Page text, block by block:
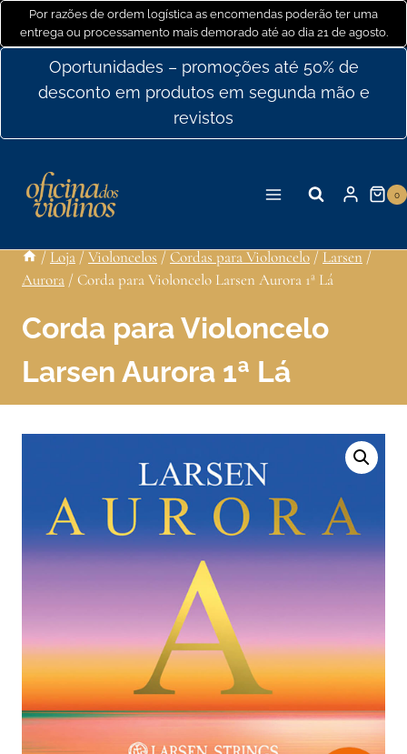
para
conteúdo
Por razões de ordem logística as encomendas poderão ter uma
entrega ou processamento mais demorado até ao dia 21 de agosto.
Oportunidades – promoções até 50% de
desconto em produtos em segunda mão e
revistos
0
/ Loja /Violoncelos / Cordas para Violoncelo / Larsen /
Aurora / Corda para Violoncelo Larsen Aurora 1ª Lá
Corda para Violoncelo
Larsen Aurora 1ª Lá